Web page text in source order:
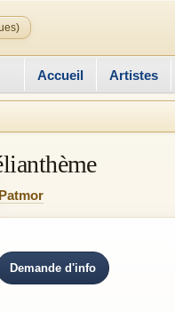
Accueil Artistes
Patmor
Demande d'info